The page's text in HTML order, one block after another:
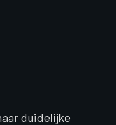
duidelijke